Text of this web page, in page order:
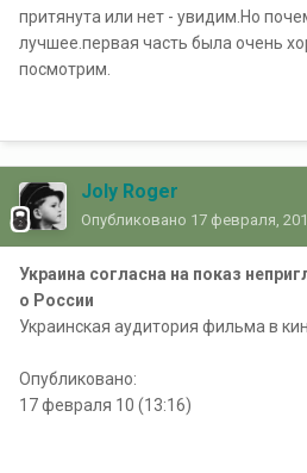
притянута или нет - увидим.Но
лучшее.первая часть была очень
посмотрим.
Joly Roger
Опубликовано 17 февраля,
Украина согласна на показ
о России
Украинская аудитория фильма в
Опубликовано:
17 февраля 10 (13:16)